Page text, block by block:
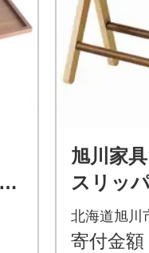
旭川
スリッ
ク
北海道旭川
寄付金額